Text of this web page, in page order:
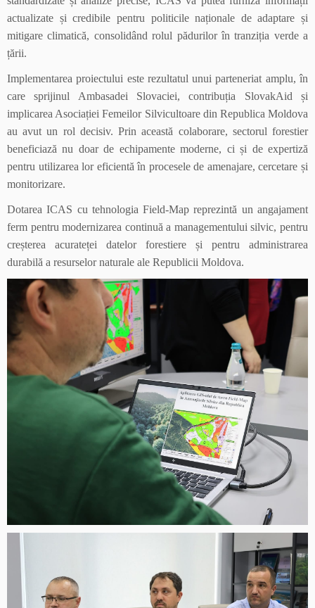
actualizate și credibile pentru politicile naționale de adaptare și
mitigare climatică, consolidând rolul pădurilor în tranziția verde a
țării.
Implementarea proiectului este rezultatul unui parteneriat amplu, în
care sprijinul Ambasadei Slovaciei, contribuția SlovakAid și
implicarea Asociației Femeilor Silvicultoare din Republica Moldova
au avut un rol decisiv. Prin această colaborare, sectorul forestier
beneficiază nu doar de echipamente moderne, ci și de expertiză
pentru utilizarea lor eficientă în procesele de amenajare, cercetare și
monitorizare.
Dotarea ICAS cu tehnologia Field-Map reprezintă un angajament
ferm pentru modernizarea continuă a managementului silvic, pentru
creșterea acurateței datelor forestiere și pentru administrarea
durabilă a resurselor naturale ale Republicii Moldova.